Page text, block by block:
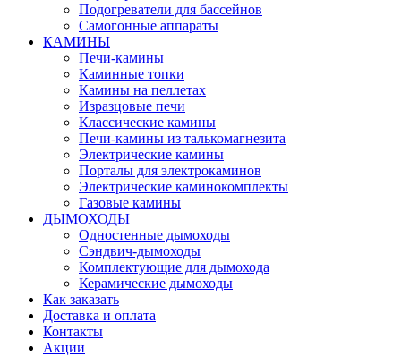
Подогреватели для бассейнов
Самогонные аппараты
КАМИНЫ
Печи-камины
Каминные топки
Камины на пеллетах
Изразцовые печи
Классические камины
Печи-камины из талькомагнезита
Электрические камины
Порталы для электрокаминов
Электрические каминокомплекты
Газовые камины
ДЫМОХОДЫ
Одностенные дымоходы
Сэндвич-дымоходы
Комплектующие для дымохода
Керамические дымоходы
Как заказать
Доставка и оплата
Контакты
Акции